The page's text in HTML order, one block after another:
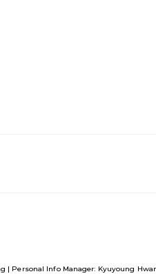
| Personal Info Manager: Kyuyoung